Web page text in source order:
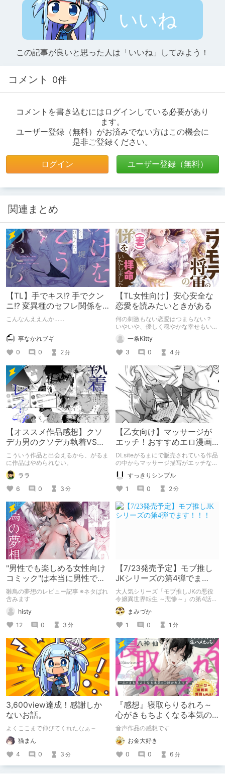
いいね
この記事が良いと思った人は「いいね」してみよう！
コメント 0件
コメントを書き込むにはログインしている必要があり
ます。
ユーザー登録（無料）がお済みでない方はこの機会に
是非ご登録ください。
ログイン ユーザー登録（無料）
関連まとめ
【TL】手でキス!? 手でクン
ニ!? 変異種のセフレ関係を
描く『夜明けを乞うけもの
こんなんええんか……
事なかれブギ
0
0 2分
【TL女性向け】安心安全な
恋愛を読みたいときがある
何の刺激もない恋愛はつまらない？
いやいや、優しく穏やかな幸せもいい
一条Kitty
3
0 4 分
【オススメ作品感想】クソ
デカ男のクソデカ執着VS小
柄女の巨大母性愛【体格差
エロ】【女性向けTL同人】
こういう作品と出会えるから、がるま
に作品はやめられない。
ララ
6
0 3 分
【乙女向け】マッサージが
エッチ！おすすめエロ漫画
まとめ【TL】
DLsiteがるまにで販売されている作品
の中からマッサージ描写がエッチなお
すすめエロ漫画をまとめました。
すっきりシンプル
1
0 2分
"男性でも楽しめる女性向け
コミック"は本当に男性でも
楽しめるのか「雛鳥の夢
想」・作者「疋田チヨ」
雛鳥の夢想のレビュー記事 ※ネタばれ
含みます
histy
12
0 3 分
【7/23発売予定】モブ推し
JKシリーズの第4弾でま
す！！！
大人気シリーズ「モブ推しJKの悪役
令嬢異世界転生 ～悲惨～」の第4話が
7/23日に発売（予定）だそうです。
待ってました！！！！めちゃくちゃに
エッチで続きが気になるシリーズなの
で楽しみにしていたんですよね～
まみづか
1
0 1 分
3,600view達成！感謝しか
ないお話。
よくここまで伸びてくれたなぁ～
猫まん
4
0 3 分
『感想』寝取らりるれろ～
心がきもちよくなる本気の
口説かれえっち～
音声作品の感想です
お金大好き
0
0 6 分